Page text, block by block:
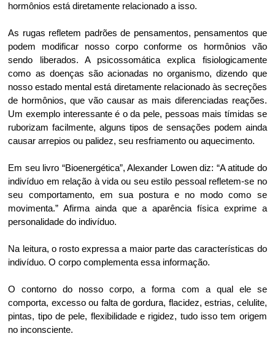
hormônios está diretamente relacionado a isso.
As rugas refletem padrões de pensamentos, pensamentos que
podem modificar nosso corpo conforme os hormônios vão
sendo liberados. A psicossomática explica fisiologicamente
como as doenças são acionadas no organismo, dizendo que
nosso estado mental está diretamente relacionado às secreções
de hormônios, que vão causar as mais diferenciadas reações.
Um exemplo interessante é o da pele, pessoas mais tímidas se
ruborizam facilmente, alguns tipos de sensações podem ainda
causar arrepios ou palidez, seu resfriamento ou aquecimento.
Em seu livro “Bioenergética”, Alexander Lowen diz: “A atitude do
indivíduo em relação à vida ou seu estilo pessoal refletem-se no
seu comportamento, em sua postura e no modo como se
movimenta.” Afirma ainda que a aparência física exprime a
personalidade do indivíduo.
Na leitura, o rosto expressa a maior parte das características do
indivíduo. O corpo complementa essa informação.
O contorno do nosso corpo, a forma com a qual ele se
comporta, excesso ou falta de gordura, flacidez, estrias, celulite,
pintas, tipo de pele, flexibilidade e rigidez, tudo isso tem origem
no inconsciente.